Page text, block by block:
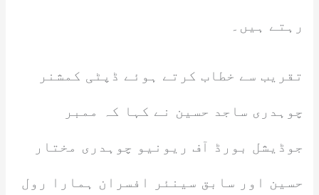
رہتے ہیں۔
تقریب سے خطاب کرتے ہوئے ڈپٹی کمشنر
چوہدری ساجد حسین نے کہا کہ ممبر
جوڈیشل بورڈ آف ریونیو چوہدری مختار
حسین اور سابق سینئر افسران ہمارا رول